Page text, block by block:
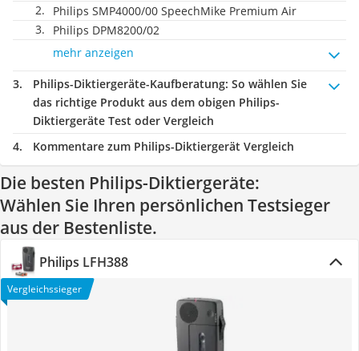
Philips SMP4000/00 SpeechMike Premium Air
Philips ‎DPM8200/02
mehr anzeigen
Philips-Diktiergeräte-Kaufberatung: So wählen Sie
das richtige Produkt aus dem obigen Philips-
Diktiergeräte Test oder Vergleich
Kommentare zum Philips-Diktiergerät Vergleich
Die besten Philips-Diktiergeräte:
Wählen Sie Ihren persönlichen Testsieger
aus der Bestenliste.
Philips LFH388
Vergleichssieger